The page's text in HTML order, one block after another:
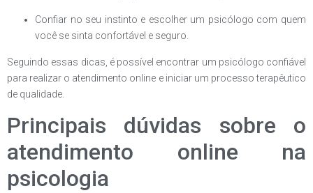
Confiar no seu instinto e escolher um psicólogo com quem
você se sinta confortável e seguro.
Seguindo essas dicas, é possível encontrar um psicólogo confiável
para realizar o atendimento online e iniciar um processo terapêutico
de qualidade.
Principais dúvidas sobre o
atendimento online na
psicologia